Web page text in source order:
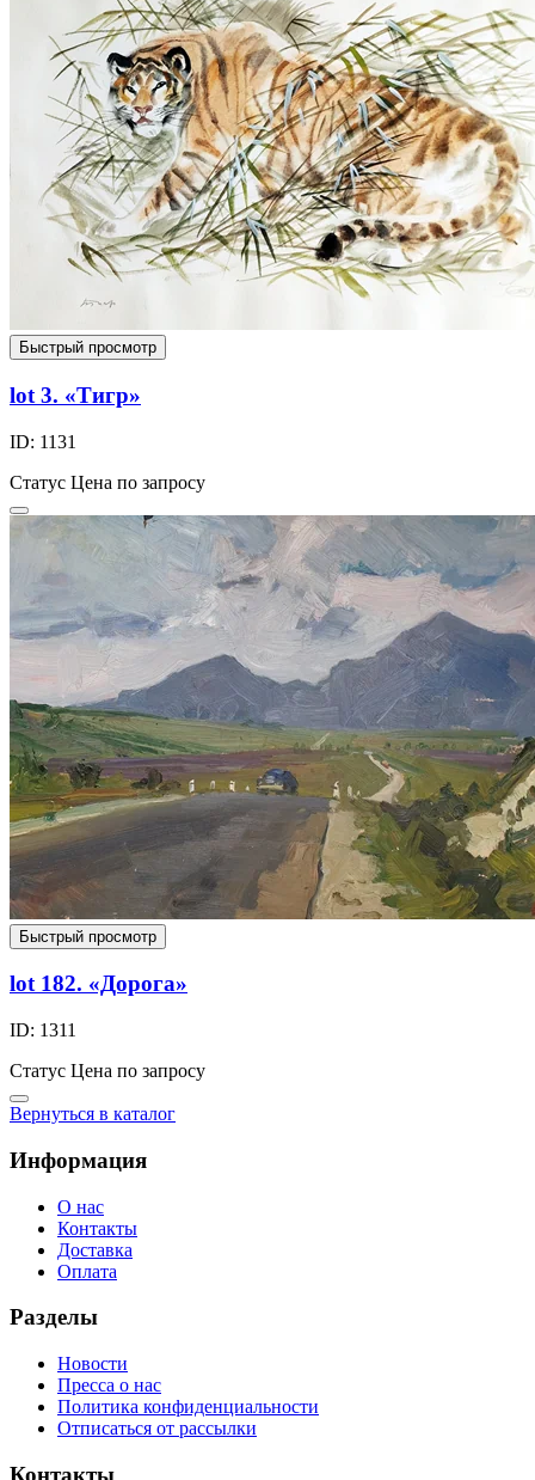
Быстрый просмотр
lot 3. «Тигр»
ID: 1131
Статус Цена по запросу
Быстрый просмотр
lot 182. «Дорога»
ID: 1311
Статус Цена по запросу
Вернуться в каталог
Информация
О нас
Контакты
Доставка
Оплата
Разделы
Новости
Пресса о нас
Политика конфиденциальности
Отписаться от рассылки
Контакты